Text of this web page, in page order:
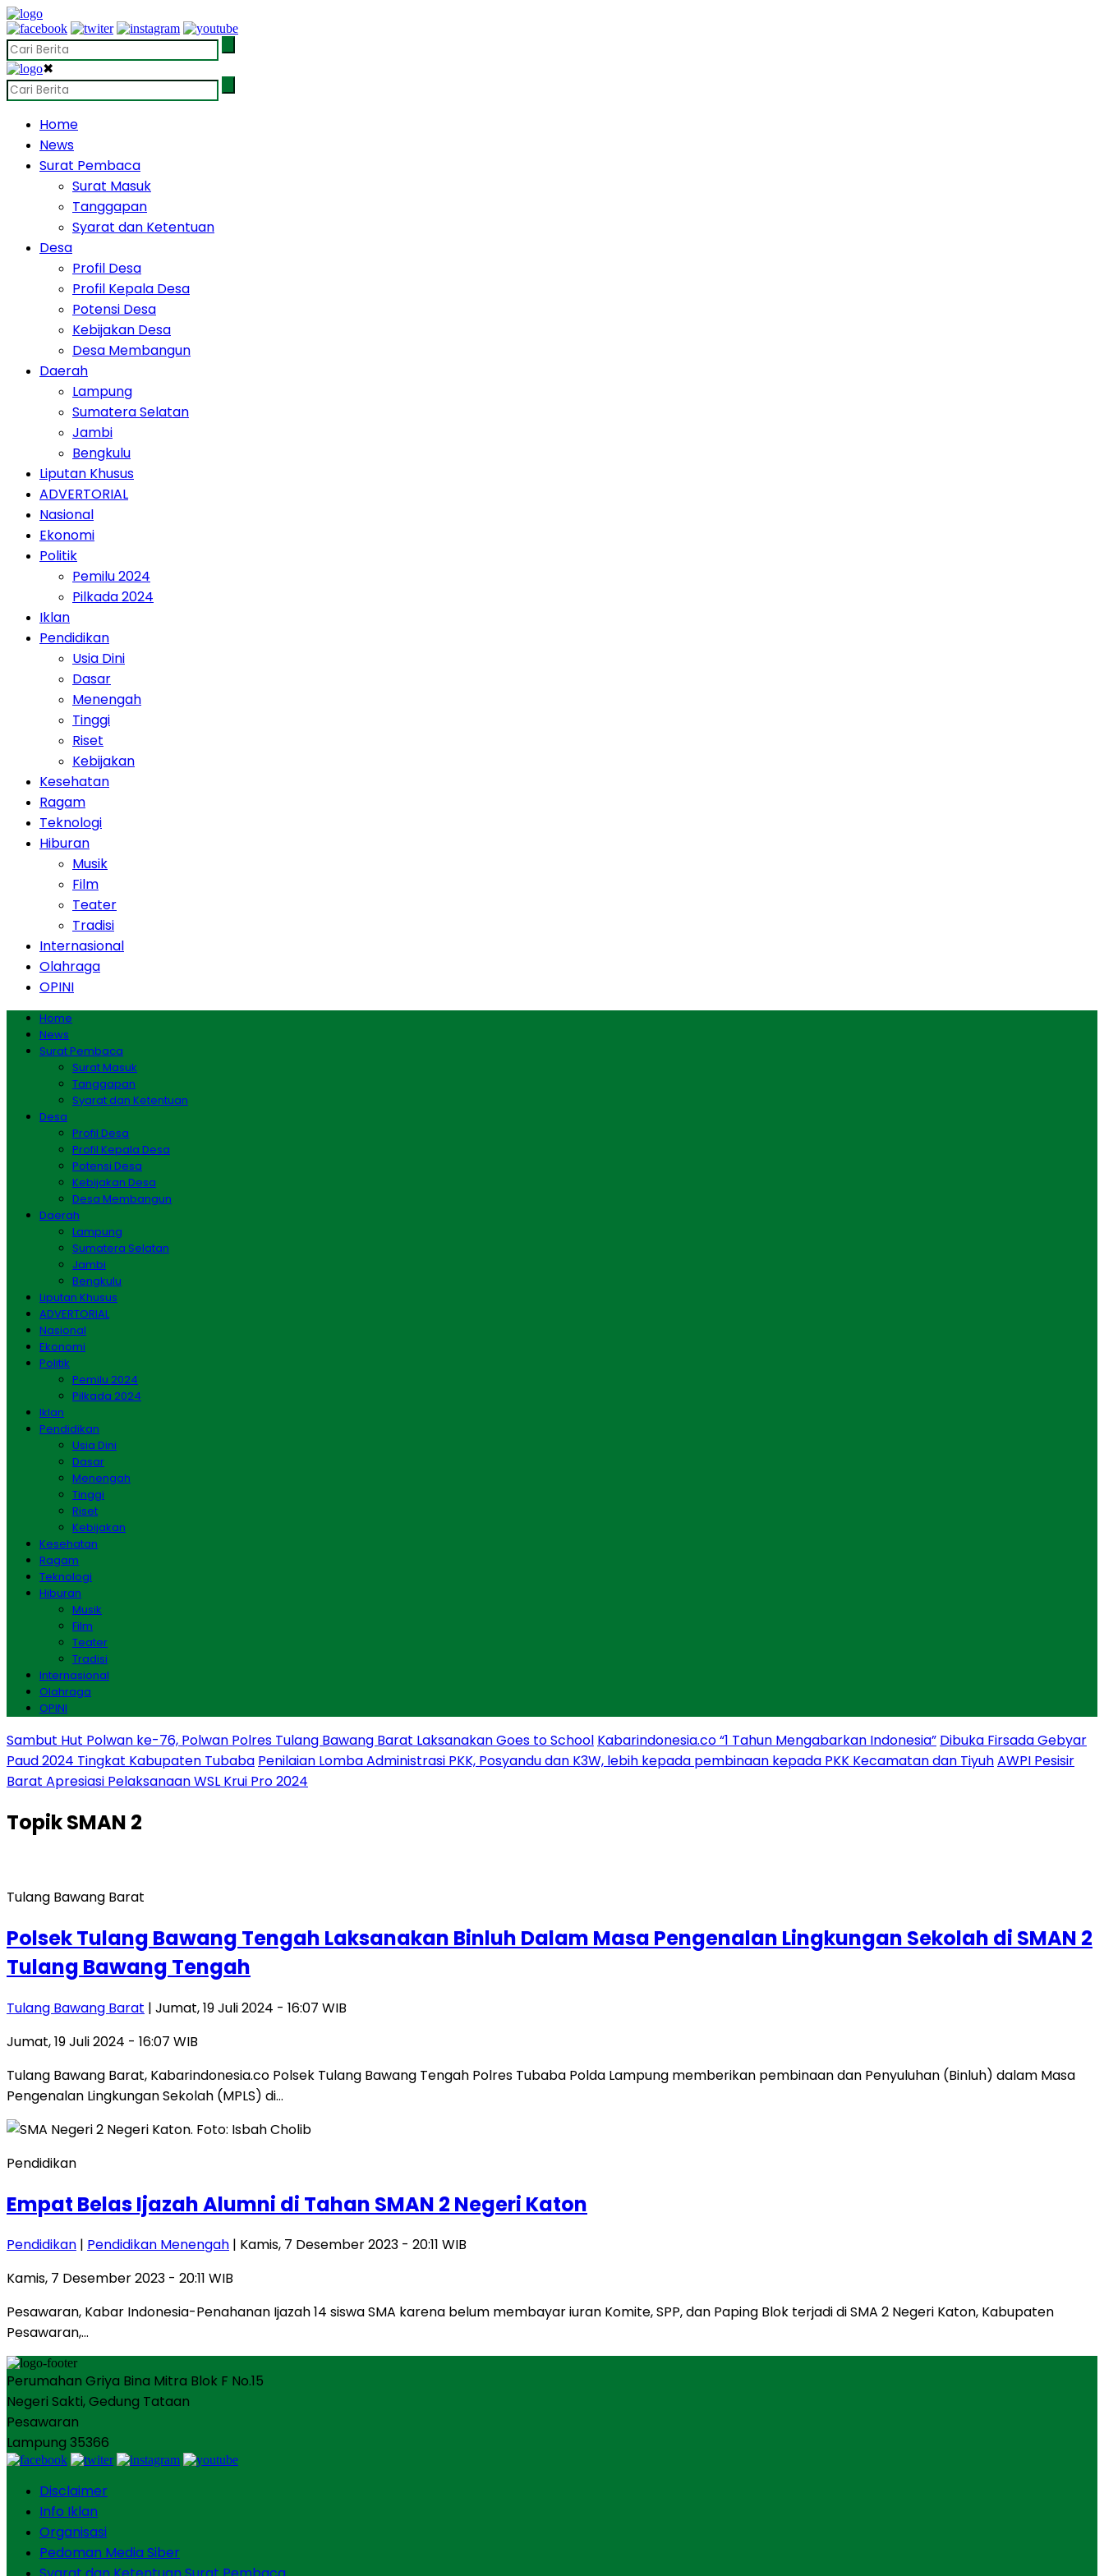
✖
Home
News
Surat Pembaca
Surat Masuk
Tanggapan
Syarat dan Ketentuan
Desa
Profil Desa
Profil Kepala Desa
Potensi Desa
Kebijakan Desa
Desa Membangun
Daerah
Lampung
Sumatera Selatan
Jambi
Bengkulu
Liputan Khusus
ADVERTORIAL
Nasional
Ekonomi
Politik
Pemilu 2024
Pilkada 2024
Iklan
Pendidikan
Usia Dini
Dasar
Menengah
Tinggi
Riset
Kebijakan
Kesehatan
Ragam
Teknologi
Hiburan
Musik
Film
Teater
Tradisi
Internasional
Olahraga
OPINI
Home
News
Surat Pembaca
Surat Masuk
Tanggapan
Syarat dan Ketentuan
Desa
Profil Desa
Profil Kepala Desa
Potensi Desa
Kebijakan Desa
Desa Membangun
Daerah
Lampung
Sumatera Selatan
Jambi
Bengkulu
Liputan Khusus
ADVERTORIAL
Nasional
Ekonomi
Politik
Pemilu 2024
Pilkada 2024
Iklan
Pendidikan
Usia Dini
Dasar
Menengah
Tinggi
Riset
Kebijakan
Kesehatan
Ragam
Teknologi
Hiburan
Musik
Film
Teater
Tradisi
Internasional
Olahraga
OPINI
Sambut Hut Polwan ke-76, Polwan Polres Tulang Bawang Barat Laksanakan Goes to School Kabarindonesia.co “1 Tahun Mengabarkan Indonesia” Dibuka Firsada Gebyar
Paud 2024 Tingkat Kabupaten Tubaba Penilaian Lomba Administrasi PKK, Posyandu dan K3W, lebih kepada pembinaan kepada PKK Kecamatan dan TiyuhAWPI Pesisir
Barat Apresiasi Pelaksanaan WSL Krui Pro 2024
TopikSMAN 2
Tulang Bawang Barat
Polsek Tulang Bawang Tengah Laksanakan Binluh Dalam Masa Pengenalan Lingkungan Sekolah di SMAN 2
Tulang Bawang Tengah
Tulang Bawang Barat | Jumat, 19 Juli 2024 - 16:07 WIB
Jumat, 19 Juli 2024 - 16:07 WIB
Tulang Bawang Barat, Kabarindonesia.co Polsek Tulang Bawang Tengah Polres Tubaba Polda Lampung memberikan pembinaan dan Penyuluhan (Binluh) dalam Masa
Pengenalan Lingkungan Sekolah (MPLS) di…
Pendidikan
Empat Belas Ijazah Alumni di Tahan SMAN 2 Negeri Katon
Pendidikan | Pendidikan Menengah | Kamis, 7 Desember 2023 - 20:11 WIB
Kamis, 7 Desember 2023 - 20:11 WIB
Pesawaran, Kabar Indonesia-Penahanan Ijazah 14 siswa SMA karena belum membayar iuran Komite, SPP, dan Paping Blok terjadi di SMA 2 Negeri Katon, Kabupaten
Pesawaran,…
Perumahan Griya Bina Mitra Blok F No.15
Negeri Sakti, Gedung Tataan
Pesawaran
Lampung 35366
Disclaimer
Info Iklan
Organisasi
Pedoman Media Siber